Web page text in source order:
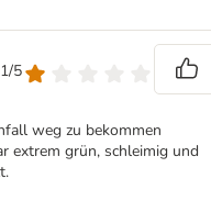
5
weg zu bekommen
extrem grün, schleimig und